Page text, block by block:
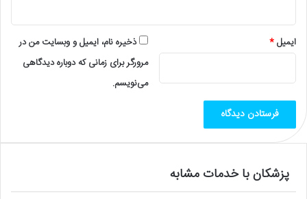
ایمیل*
ذخیره نام، ایمیل و وبسایت من در
مرورگر برای زمانی که دوباره دیدگاهی
می‌نویسم.
پزشکان با خدمات مشابه